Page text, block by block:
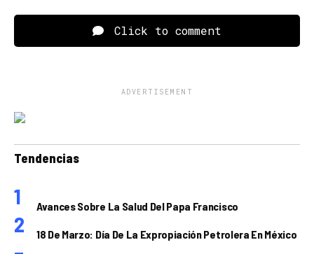
Click to comment
ADVERTISEMENT
Tendencias
Avances Sobre La Salud Del Papa Francisco
18 De Marzo: Día De La Expropiación Petrolera En México